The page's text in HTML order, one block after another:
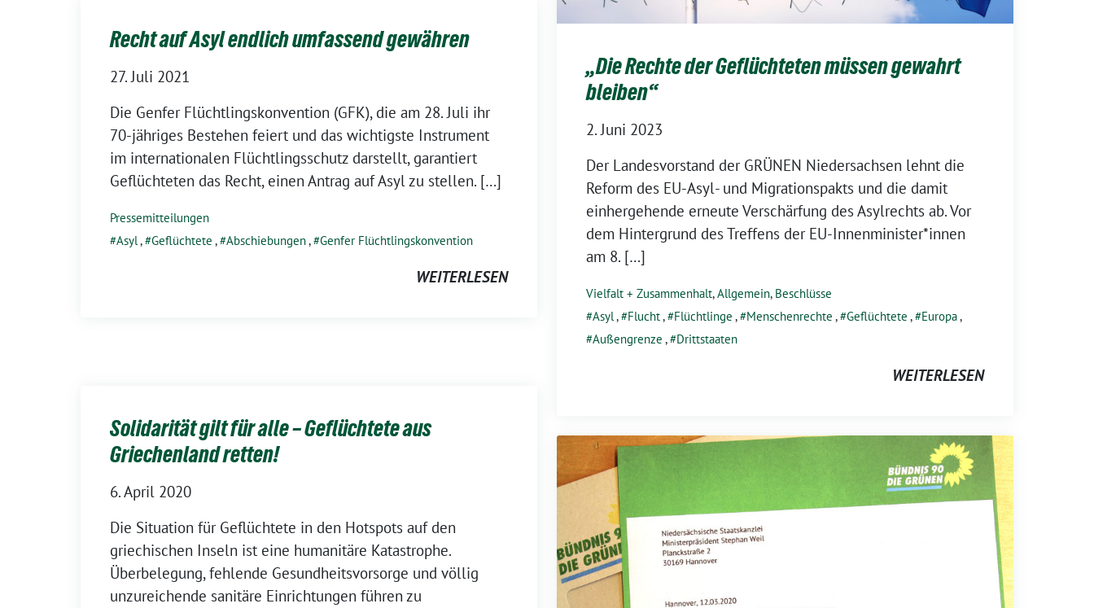
„Die Rechte der Geflüchteten müssen gewahrt
bleiben“
2. Juni 2023
Der Landesvorstand der GRÜNEN Niedersachsen lehnt die
Reform des EU-Asyl- und Migrationspakts und die damit
einhergehende erneute Verschärfung des Asylrechts ab. Vor
dem Hintergrund des Treffens der EU-Innenminister*innen
am 8. […]
Vielfalt + Zusammenhalt,Allgemein, Beschlüsse
Asyl , Flucht, Flüchtlinge , Menschenrechte , Geflüchtete , Europa,
Außengrenze , Drittstaaten
WEITERLESEN
Recht auf Asyl endlich umfassend gewähren
27. Juli 2021
Die Genfer Flüchtlingskonvention (GFK), die am 28. Juli ihr
70-jähriges Bestehen feiert und das wichtigste Instrument
im internationalen Flüchtlingsschutz darstellt, garantiert
Geflüchteten das Recht, einen Antrag auf Asyl zu stellen. […]
Pressemitteilungen
Asyl, Geflüchtete , Abschiebungen, Genfer Flüchtlingskonvention
WEITERLESEN
Solidarität gilt für alle – Geflüchtete aus
Griechenland retten!
6. April 2020
Die Situation für Geflüchtete in den Hotspots auf den
griechischen Inseln ist eine humanitäre Katastrophe.
Überbelegung, fehlende Gesundheitsvorsorge und völlig
unzureichende sanitäre Einrichtungen führen zu